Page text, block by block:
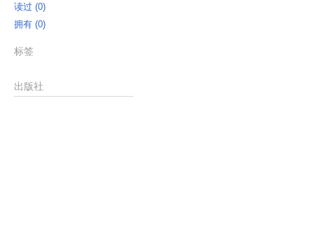
读过 ‎(0)
拥有 ‎(0)
标签
出版社